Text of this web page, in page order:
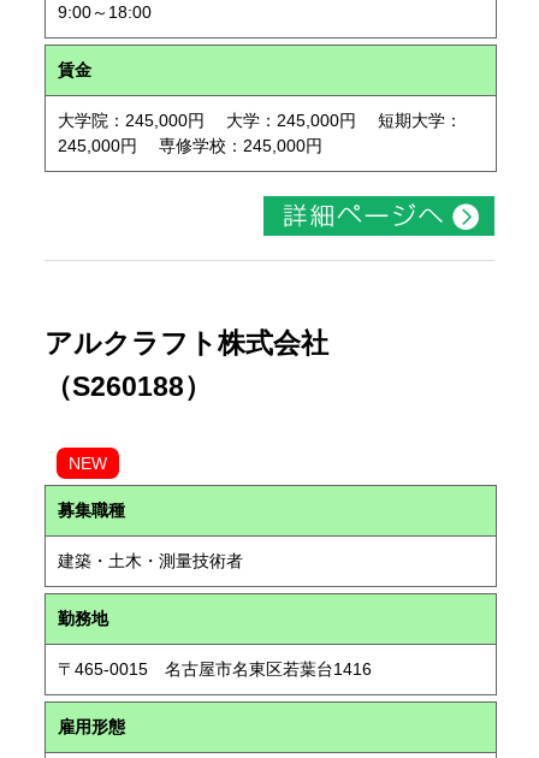
9:00～18:00
賃金
大学院：245,000円 大学：245,000円 短期大学：
245,000円 専修学校：245,000円
アルクラフト株式会社
（S260188）
NEW
募集職種
建築・土木・測量技術者
勤務地
〒465-0015 名古屋市名東区若葉台1416
雇用形態